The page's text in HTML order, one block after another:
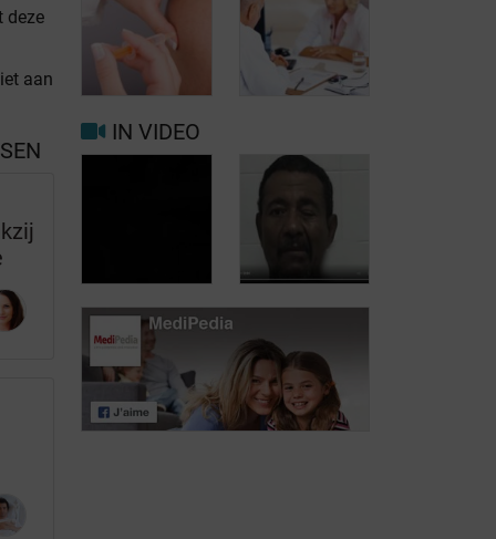
deze
aan
Diepe
breinstimulatie
Kinesitherapie
in combinatie
met injecties
dystonie
vastgesteld?
IN VIDEO
Injecties van
botulinetoxine
Hemifaciale
spasme is een
van de vormen
van dystonie